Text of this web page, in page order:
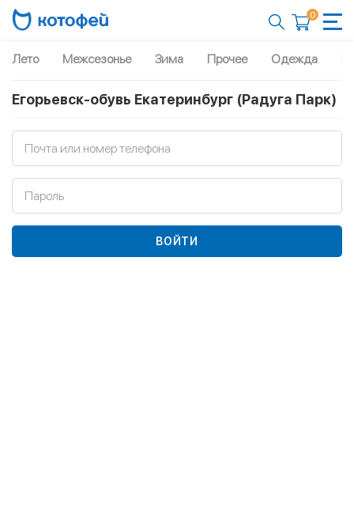
0
Лето Межсезонье Зима Прочее Одежда
Егорьевск-обувь Екатеринбург (Радуга Парк)
Почта или номер телефона
Пароль
ВОЙТИ